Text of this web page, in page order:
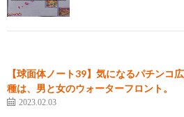
【球面体ノート39】気になるパチンコ
種は、男と女のウォーターフロント。
2023.02.03